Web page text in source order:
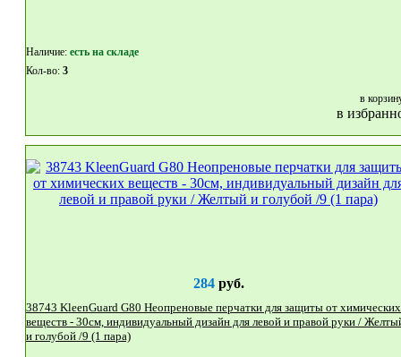
Наличие: eсть на складе
Кол-во: 3
в
в
284руб.
38743 KleenGuard G80 Неопреновые перчатки для защиты от химических
веществ - 30см, индивидуальный дизайн для левой и правой руки /
и голубой /9 (1 пара)